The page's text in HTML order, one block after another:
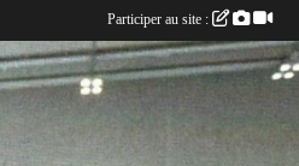
Participer au site :